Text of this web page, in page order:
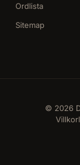
Ordlista
Sitemap
Villkor
© 2026